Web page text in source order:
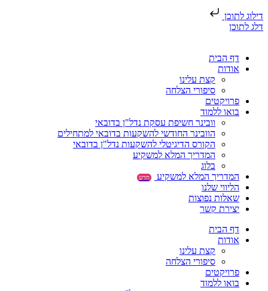
דילוג לתוכן
דלג לתוכן
דף הבית
אודות
קצת עלינו
סיפורי הצלחה
פרויקטים
בואו ללמוד
וובינר חשיפת עסקת נדל"ן בדובאי
הוובינר החודשי להשקעות בדובאי למתחילים
הקורס הדיגיטלי להשקעות נדל"ן בדובאי
המדריך המלא למשקיע
בלוג
המדריך המלא למשקיע
חדש
הליווי שלנו
שאלות נפוצות
יצירת קשר
דף הבית
אודות
קצת עלינו
סיפורי הצלחה
פרויקטים
בואו ללמוד